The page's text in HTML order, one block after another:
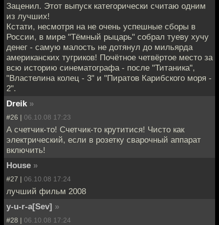
Заценил. Этот выпуск категорически считаю одним
из лучших!
Кстати, несмотря на не очень успешные сборы в
России, в мире "Тёмный рыцарь" собрал туеву хучу
денег - самую малость не дотянул до мильярда
американских тугриков! Почётное четвёртое место за
всю историю синематографа - после "Титаника",
"Властелина колец - 3" и "Пиратов Карибского моря -
2".
Dreik »
#26 | 06.10.08 17:23
А счетчик-то! Счетчик-то крутитися! Чисто как
электрический, если в розетку сварочный аппарат
включить!
House »
#27 | 06.10.08 17:24
лучший фильм 2008
y-u-r-a[Sev] »
#28 | 06.10.08 17:24